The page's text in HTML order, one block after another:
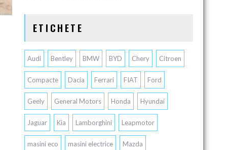
ETICHETE
Audi Bentley BMW BYD Chery Citroen
Compacte Dacia Ferrari FIAT Ford
Geely General Motors Honda Hyundai
Jaguar Kia Lamborghini Leapmotor
masini eco masini electrice Mazda